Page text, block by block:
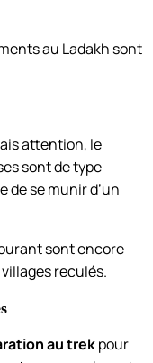
au Ladakh sont
attention, le
sont de type
de se munir d’un
sont encore
reculés.
au trekpour